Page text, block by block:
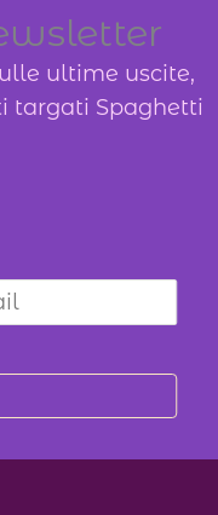
ultime uscite,
targati Spaghetti